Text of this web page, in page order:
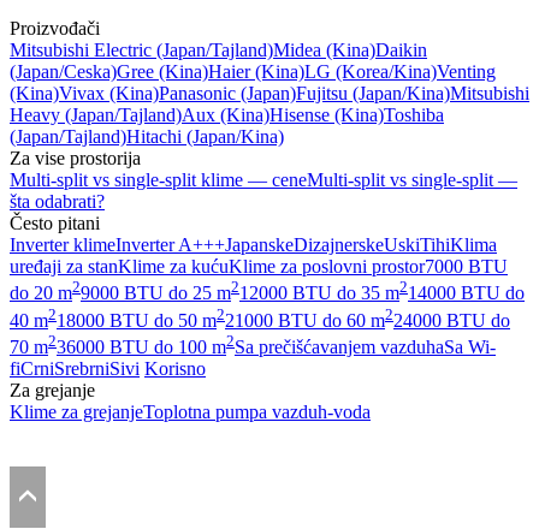
Proizvođači
Mitsubishi Electric (Japan/Tajland)Midea (Kina)Daikin
(Japan/Ceska)Gree (Kina)Haier (Kina)LG (Korea/Kina)Venting
(Kina)Vivax (Kina)Panasonic (Japan)Fujitsu (Japan/Kina)Mitsubishi
Heavy (Japan/Tajland)Aux (Kina)Hisense (Kina)Toshiba
(Japan/Tajland)Hitachi (Japan/Kina)
Za vise prostorija
Multi-split vs single-split klime — ceneMulti-split vs single-split —
šta odabrati?
Često pitani
Inverter klimeInverter A+++JapanskeDizajnerskeUskiTihiKlima
uređaji za stanKlime za kućuKlime za poslovni prostor7000 BTU
do 20 m29000 BTU do 25 m212000 BTU do 35 m214000 BTU do
40 m218000 BTU do 50 m221000 BTU do 60 m224000 BTU do
70 m236000 BTU do 100 m2Sa prečišćavanjem vazduhaSa Wi-
fiCrniSrebrniSivi Korisno
Za grejanje
Klime za grejanjeToplotna pumpa vazduh-voda